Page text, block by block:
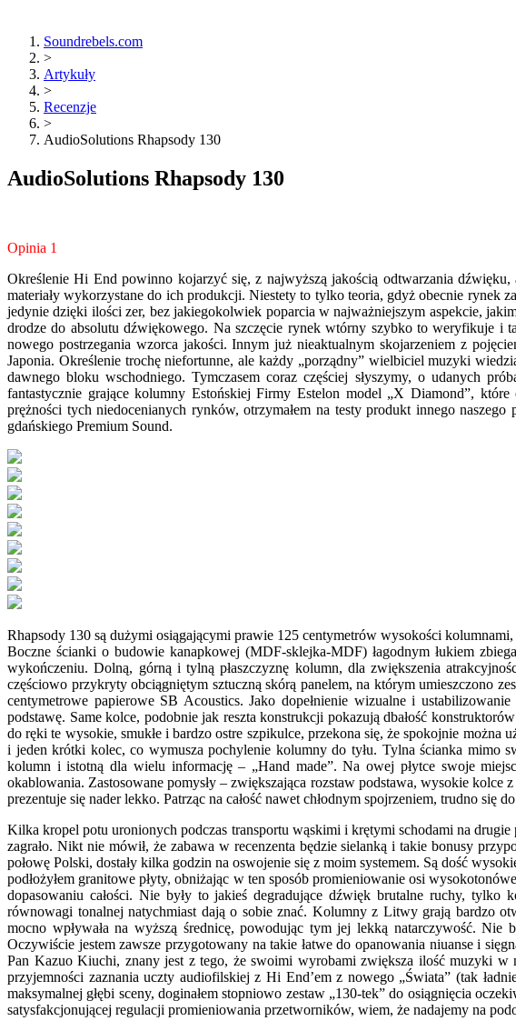
Soundrebels.com
>
Artykuły
>
Recenzje
>
AudioSolutions Rhapsody 130
AudioSolutions Rhapsody 130
Opinia 1
Określenie Hi End powinno kojarzyć się, z najwyższą jakością odtwarzania
materiały wykorzystane do ich produkcji. Niestety to tylko teoria, gdyż obecnie rynek
jedynie dzięki ilości zer, bez jakiegokolwiek poparcia w najważniejszym aspekcie,
drodze do absolutu dźwiękowego. Na szczęcie rynek wtórny szybko to weryfikuje i
nowego postrzegania wzorca jakości. Innym już nieaktualnym skojarzeniem z
Japonia. Określenie trochę niefortunne, ale każdy „porządny” wielbiciel muzyki
dawnego bloku wschodniego. Tymczasem coraz częściej słyszymy, o udanych
fantastycznie grające kolumny Estońskiej Firmy Estelon model „X Diamond”,
prężności tych niedocenianych rynków, otrzymałem na testy produkt innego
gdańskiego Premium Sound.
Rhapsody 130 są dużymi osiągającymi prawie 125 centymetrów wysokości
Boczne ścianki o budowie kanapkowej (MDF-sklejka-MDF) łagodnym łukiem
wykończeniu. Dolną, górną i tylną płaszczyznę kolumn, dla zwiększenia
częściowo przykryty obciągniętym sztuczną skórą panelem, na którym umieszczono
centymetrowe papierowe SB Acoustics. Jako dopełnienie wizualne i
podstawę. Same kolce, podobnie jak reszta konstrukcji pokazują dbałość
do ręki te wysokie, smukłe i bardzo ostre szpikulce, przekona się, że spokojnie
i jeden krótki kolec, co wymusza pochylenie kolumny do tyłu. Tylna ścianka mimo
kolumn i istotną dla wielu informację – „Hand made”. Na owej płytce swoje
okablowania. Zastosowane pomysły – zwiększająca rozstaw podstawa, wysokie
prezentuje się nader lekko. Patrząc na całość nawet chłodnym spojrzeniem, trudno
Kilka kropel potu uronionych podczas transportu wąskimi i krętymi schodami na
zagrało. Nikt nie mówił, że zabawa w recenzenta będzie sielanką i takie bonusy
połowę Polski, dostały kilka godzin na oswojenie się z moim systemem. Są dość
podłożyłem granitowe płyty, obniżając w ten sposób promieniowanie osi
dopasowaniu całości. Nie były to jakieś degradujące dźwięk brutalne ruchy,
równowagi tonalnej natychmiast dają o sobie znać. Kolumny z Litwy grają bardzo
mocno wpływała na wyższą średnicę, powodując tym jej lekką natarczywość. Nie
Oczywiście jestem zawsze przygotowany na takie łatwe do opanowania niuanse i
Pan Kazuo Kiuchi, znany jest z tego, że swoimi wyrobami zwiększa ilość muzyki w
przyjemności zaznania uczty audiofilskiej z Hi End’em z nowego „Świata” (tak
maksymalnej głębi sceny, doginałem stopniowo zestaw „130-tek” do osiągnięcia
satysfakcjonującej regulacji promieniowania przetworników, wiem, że nadajemy na